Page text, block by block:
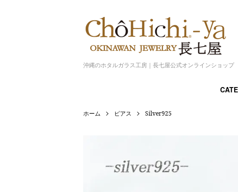
沖縄のホタルガラス工房｜長七屋公式オンラインショップ
ホーム ピアス Silver925